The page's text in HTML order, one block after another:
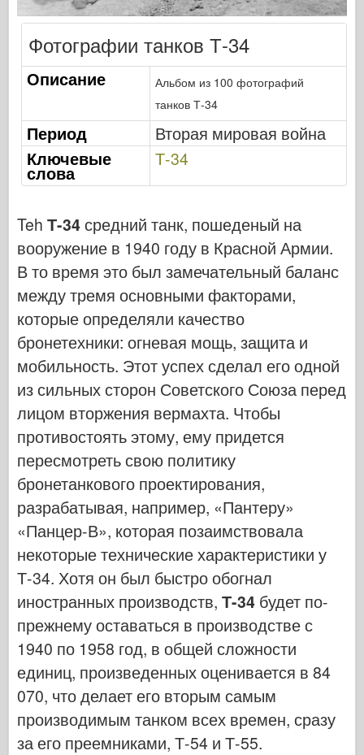
ФриулМодель
Хеллер
ХоббиБос
Jc.
Италери
Легенда
Менг Модель
Тамия
Tristar
Трубач
Звезда
Альбомы-Фотографии
Прогулка вокруг
Книги
Контакт
ле журнал
Комплекты
Фотографии танков Т-34
Описание
Альбом из 100 фотографий
танков Т-34
Период
Вторая мировая война
Ключевые
слова
Т-34
Teh Т-34средний танк, пошеденый на
вооружение в 1940 году в Красной Армии.
В то время это был замечательный баланс
между тремя основными факторами,
которые определяли качество
бронетехники: огневая мощь, защита и
мобильность. Этот успех сделал его одной
из сильных сторон Советского Союза перед
лицом вторжения вермахта. Чтобы
противостоять этому, ему придется
пересмотреть свою политику
бронетанкового проектирования,
разрабатывая, например, «Пантеру»
«Панцер-В», которая позаимствовала
некоторые технические характеристики у
Т-34. Хотя он был быстро обогнал
иностранных производств, Т-34 будет по-
прежнему оставаться в производстве с
1940 по 1958 год, в общей сложности
единиц, произведенных оценивается в 84
070, что делает его вторым самым
производимым танком всех времен, сразу
за его преемниками, Т-54 и Т-55.